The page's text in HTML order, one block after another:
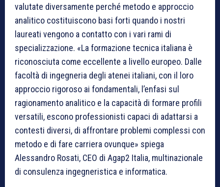
valutate diversamente perché metodo e approccio
analitico costituiscono basi forti quando i nostri
laureati vengono a contatto con i vari rami di
specializzazione. «La formazione tecnica italiana è
riconosciuta come eccellente a livello europeo. Dalle
facoltà di ingegneria degli atenei italiani, con il loro
approccio rigoroso ai fondamentali, l’enfasi sul
ragionamento analitico e la capacità di formare profili
versatili, escono professionisti capaci di adattarsi a
contesti diversi, di affrontare problemi complessi con
metodo e di fare carriera ovunque» spiega
Alessandro Rosati, CEO di Agap2 Italia, multinazionale
di consulenza ingegneristica e informatica.